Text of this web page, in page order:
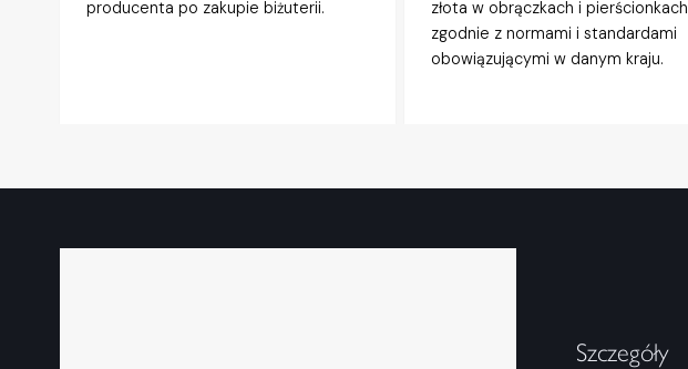
producenta po zakupie biżuterii.
złota w obrączkach i pierścionkach
zgodnie z normami i standardami
obowiązującymi w danym kraju.
Szczegóły